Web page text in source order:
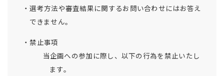
選考方法や審査結果に関するお問い合わせにはお答え
できません。
禁止事項
当企画への参加に際し、以下の行為を禁止いたし
ます。